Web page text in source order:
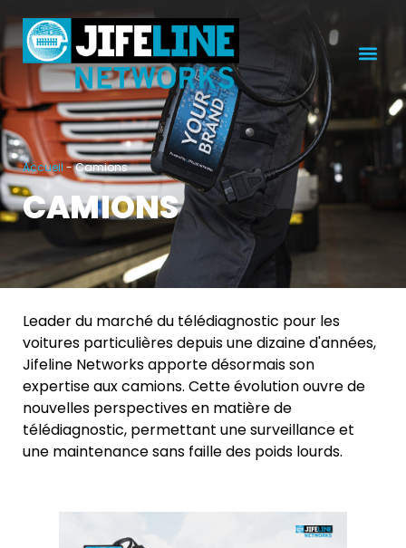
Accueil-Camions
CAMIONS
Leader du marché du télédiagnostic pour les
voitures particulières depuis une dizaine d'années,
Jifeline Networks apporte désormais son
expertise aux camions. Cette évolution ouvre de
nouvelles perspectives en matière de
télédiagnostic, permettant une surveillance et
une maintenance sans faille des poids lourds.